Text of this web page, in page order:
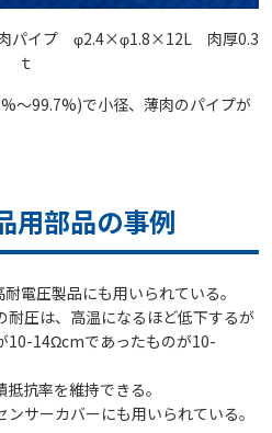
肉パイプ φ2.4×φ1.8×12L 肉厚0.3
ｔ
～99.7%)で小径、薄肉のパイプが
用部品の事例
電圧製品にも用いられている。
耐圧は、高温になるほど低下するが
10-14Ωcmであったものが10-
抗率を維持できる。
サーカバーにも用いられている。